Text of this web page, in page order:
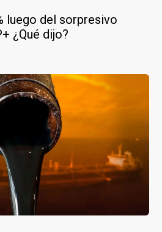
luego del sorpresivo
¿Qué dijo?